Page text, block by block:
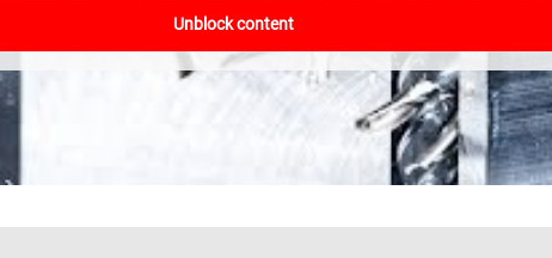
Unblock content